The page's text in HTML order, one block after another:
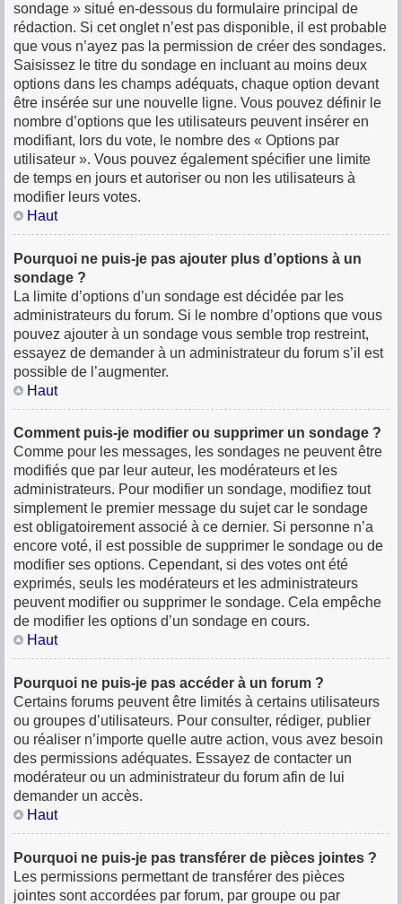
sondage » situé en-dessous du formulaire principal de
rédaction. Si cet onglet n’est pas disponible, il est probable
que vous n’ayez pas la permission de créer des sondages.
Saisissez le titre du sondage en incluant au moins deux
options dans les champs adéquats, chaque option devant
être insérée sur une nouvelle ligne. Vous pouvez définir le
nombre d’options que les utilisateurs peuvent insérer en
modifiant, lors du vote, le nombre des « Options par
utilisateur ». Vous pouvez également spécifier une limite
de temps en jours et autoriser ou non les utilisateurs à
modifier leurs votes.
Haut
Pourquoi ne puis-je pas ajouter plus d’options à un
sondage ?
La limite d’options d’un sondage est décidée par les
administrateurs du forum. Si le nombre d’options que vous
pouvez ajouter à un sondage vous semble trop restreint,
essayez de demander à un administrateur du forum s’il est
possible de l’augmenter.
Haut
Comment puis-je modifier ou supprimer un sondage ?
Comme pour les messages, les sondages ne peuvent être
modifiés que par leur auteur, les modérateurs et les
administrateurs. Pour modifier un sondage, modifiez tout
simplement le premier message du sujet car le sondage
est obligatoirement associé à ce dernier. Si personne n’a
encore voté, il est possible de supprimer le sondage ou de
modifier ses options. Cependant, si des votes ont été
exprimés, seuls les modérateurs et les administrateurs
peuvent modifier ou supprimer le sondage. Cela empêche
de modifier les options d’un sondage en cours.
Haut
Pourquoi ne puis-je pas accéder à un forum ?
Certains forums peuvent être limités à certains utilisateurs
ou groupes d’utilisateurs. Pour consulter, rédiger, publier
ou réaliser n’importe quelle autre action, vous avez besoin
des permissions adéquates. Essayez de contacter un
modérateur ou un administrateur du forum afin de lui
demander un accès.
Haut
Pourquoi ne puis-je pas transférer de pièces jointes ?
Les permissions permettant de transférer des pièces
jointes sont accordées par forum, par groupe ou par